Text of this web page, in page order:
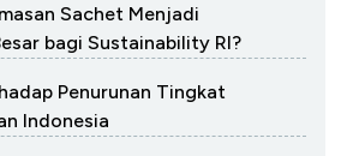
Sachet Menjadi
bagi Sustainability RI?
Penurunan Tingkat
Indonesia